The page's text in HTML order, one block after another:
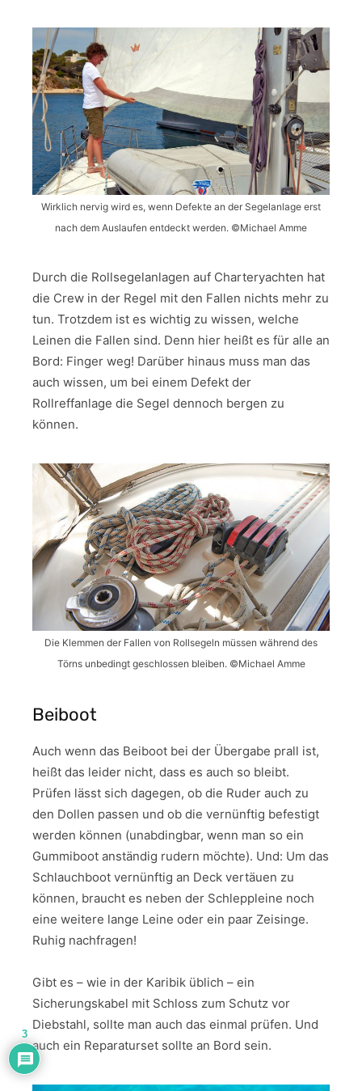
Wirklich nervig wird es, wenn Defekte an der Segelanlage erst
nach dem Auslaufen entdeckt werden. ©Michael Amme
Durch die Rollsegelanlagen auf Charteryachten hat
die Crew in der Regel mit den Fallen nichts mehr zu
tun. Trotzdem ist es wichtig zu wissen, welche
Leinen die Fallen sind. Denn hier heißt es für alle an
Bord: Finger weg! Darüber hinaus muss man das
auch wissen, um bei einem Defekt der
Rollreffanlage die Segel dennoch bergen zu
können.
Die Klemmen der Fallen von Rollsegeln müssen während des
Törns unbedingt geschlossen bleiben. ©Michael Amme
Beiboot
Auch wenn das Beiboot bei der Übergabe prall ist,
heißt das leider nicht, dass es auch so bleibt.
Prüfen lässt sich dagegen, ob die Ruder auch zu
den Dollen passen und ob die vernünftig befestigt
werden können (unabdingbar, wenn man so ein
Gummiboot anständig rudern möchte). Und: Um das
Schlauchboot vernünftig an Deck vertäuen zu
können, braucht es neben der Schleppleine noch
eine weitere lange Leine oder ein paar Zeisinge.
Ruhig nachfragen!
Gibt es – wie in der Karibik üblich – ein
Sicherungskabel mit Schloss zum Schutz vor
Diebstahl, sollte man auch das einmal prüfen. Und
auch ein Reparaturset sollte an Bord sein.
3